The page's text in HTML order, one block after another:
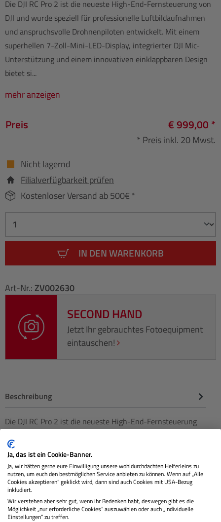
Die DJI RC Pro 2 ist die neueste High-End-Fernsteuerung von
DJI und wurde speziell für professionelle Luftbildaufnahmen
und anspruchsvolle Drohnenpiloten entwickelt. Mit einem
superhellen 7-Zoll-Mini-LED-Display, integrierter DJI Mic-
Unterstützung und einem innovativen einklappbaren Design
bietet si...
mehr anzeigen
Preis € 999,00 *
* Preis inkl. 20 Mwst.
Nicht lagernd
Filialverfügbarkeit prüfen
Kostenloser Versand ab 500€ *
IN DEN WARENKORB
Art-Nr.: ZV002630
SECOND HAND
Jetzt Ihr gebrauchtes Fotoequipment
eintauschen!
Beschreibung
Die DJI RC Pro 2 ist die neueste High-End-Fernsteuerung
Luftbildaufnahmen und…
Herstellerinformationen
Bewertungen
Ja, das ist ein Cookie-Banner.
Ja, wir hätten gerne eure Einwilligung unsere wohldurchdachten Helferleins zu
nutzen, um euch den bestmöglichen Service anbieten zu können. Wenn auf „Alle
Cookies akzeptieren“ geklickt wird, dann sind auch Cookies mit USA-Bezug
inkludiert.
Wir verstehen aber sehr gut, wenn ihr Bedenken habt, deswegen gibt es die
Möglichkeit „nur erforderliche Cookies“ auszuwählen oder auch „Individuelle
Einstellungen“ zu treffen.